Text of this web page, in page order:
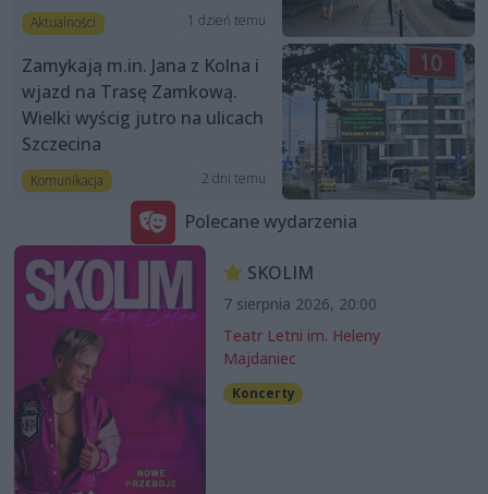
Aktualności 1 dzień temu
Zamykają m.in. Jana z Kolna i
wjazd na Trasę Zamkową.
Wielki wyścig jutro na ulicach
Szczecina
Komunikacja 2 dni temu
Polecane wydarzenia
SKOLIM
7 sierpnia 2026, 20:00
Teatr Letni im. Heleny
Majdaniec
Koncerty